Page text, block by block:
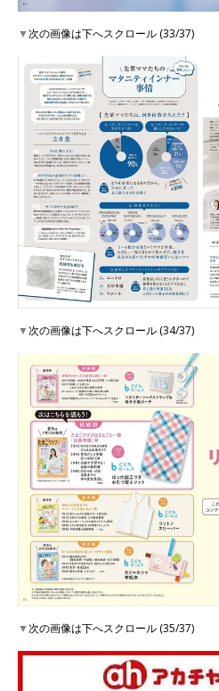
▼次の画像は下へスクロール (33/37)
▼次の画像は下へスクロール (34/37)
▼次の画像は下へスクロール (35/37)